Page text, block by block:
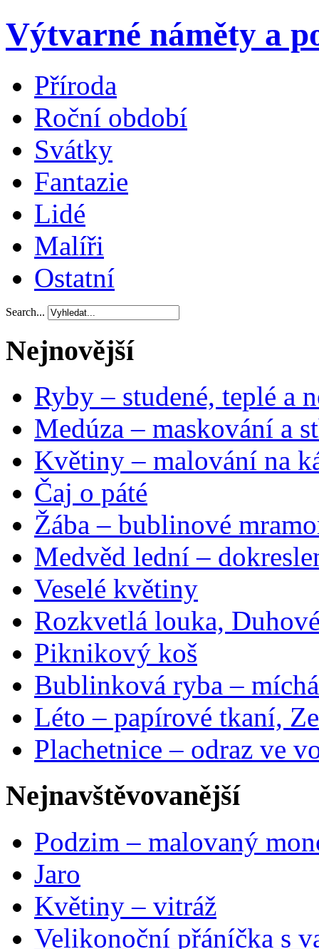
Výtvarné náměty a
Příroda
Roční období
Svátky
Fantazie
Lidé
Malíři
Ostatní
Search...
Nejnovější
Ryby – studené, teplé a
Medúza – maskování a
Květiny – malování na
Čaj o páté
Žába – bublinové
Medvěd lední –
Veselé květiny
Rozkvetlá louka,
Piknikový koš
Bublinková ryba –
Léto – papírové tkaní,
Plachetnice – odraz ve
Nejnavštěvovanější
Podzim – malovaný
Jaro
Květiny – vitráž
Velikonoční přáníčka s